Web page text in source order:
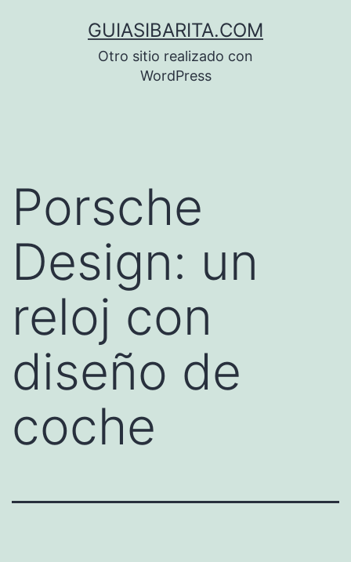
GUIASIBARITA.COM
Otro sitio realizado con
WordPress
Porsche
Design: un
reloj con
diseño de
coche